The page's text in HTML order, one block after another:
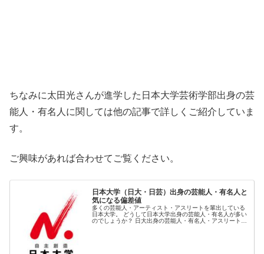
ちなみに太田光さんが進学した日本大学芸術学部出身の芸
能人・有名人に関しては他の記事で詳しくご紹介していま
す。
ご興味があれば合わせてご覧ください。
日本大学（日大・日芸）出身の芸能人・有名人と
気になる偏差値
多くの芸能人・アーティスト・アスリートを輩出している
日本大学。 どうして日本大学出身の芸能人・有名人が多い
のでしょうか？ 日大出身の芸能人・有名人・アスリートと